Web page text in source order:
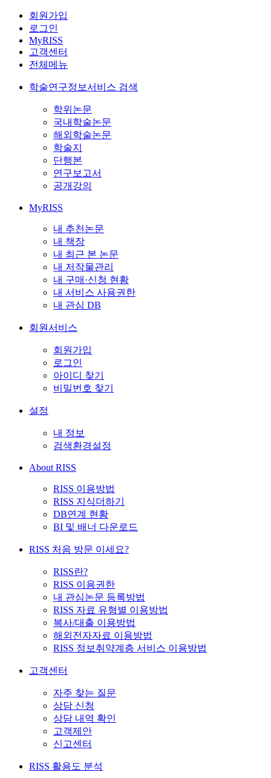
회원가입
로그인
MyRISS
고객센터
전체메뉴
학술연구정보서비스 검색
학위논문
국내학술논문
해외학술논문
학술지
단행본
연구보고서
공개강의
MyRISS
내 추천논문
내 책장
내 최근 본 논문
내 저작물관리
내 구매·신청 현황
내 서비스 사용권한
내 관심 DB
회원서비스
회원가입
로그인
아이디 찾기
비밀번호 찾기
설정
내 정보
검색환경설정
About RISS
RISS 이용방법
RISS 지식더하기
DB연계 현황
BI 및 배너 다운로드
RISS 처음 방문 이세요?
RISS란?
RISS 이용권한
내 관심논문 등록방법
RISS 자료 유형별 이용방법
복사/대출 이용방법
해외전자자료 이용방법
RISS 정보취약계층 서비스 이용방법
고객센터
자주 찾는 질문
상담 신청
상담 내역 확인
고객제안
신고센터
RISS 활용도 분석